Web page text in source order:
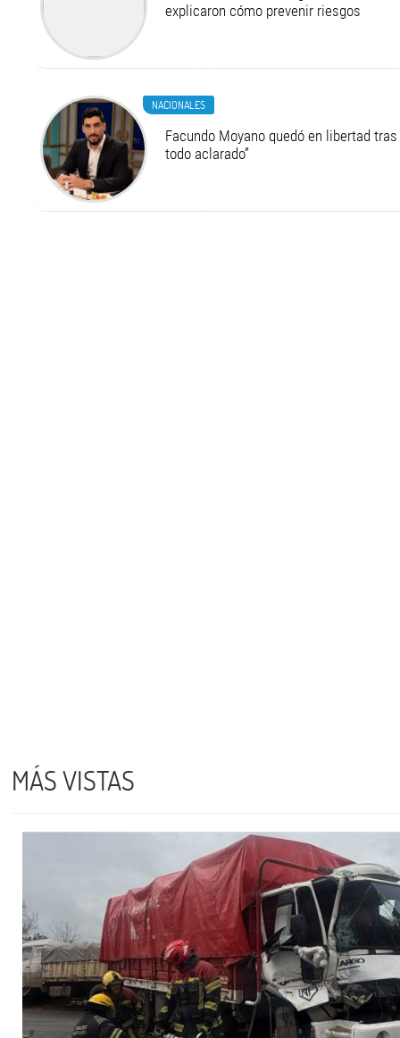
explicaron cómo prevenir riesgos
NACIONALES
Facundo Moyano quedó en libertad
todo aclarado”
MÁS VISTAS